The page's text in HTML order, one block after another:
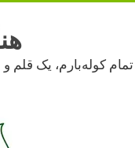
تمام کوله‌بارم، یک قلم